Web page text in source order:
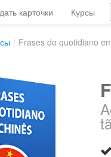
карточки Курсы
/ Frases do quotidiano